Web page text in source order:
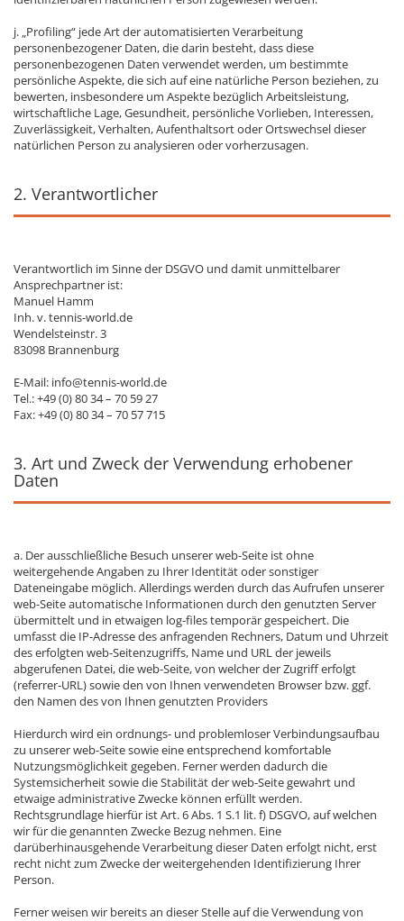
j. „Profiling“ jede Art der automatisierten Verarbeitung
personenbezogener Daten, die darin besteht, dass diese
personenbezogenen Daten verwendet werden, um bestimmte
persönliche Aspekte, die sich auf eine natürliche Person beziehen, zu
bewerten, insbesondere um Aspekte bezüglich Arbeitsleistung,
wirtschaftliche Lage, Gesundheit, persönliche Vorlieben, Interessen,
Zuverlässigkeit, Verhalten, Aufenthaltsort oder Ortswechsel dieser
natürlichen Person zu analysieren oder vorherzusagen.
2. Verantwortlicher
Verantwortlich im Sinne der DSGVO und damit unmittelbarer
Ansprechpartner ist:
Manuel Hamm
Inh. v. tennis-world.de
Wendelsteinstr. 3
83098 Brannenburg
E-Mail: info@tennis-world.de
Tel.: +49 (0) 80 34 – 70 59 27
Fax: +49 (0) 80 34 – 70 57 715
3. Art und Zweck der Verwendung erhobener
Daten
a. Der ausschließliche Besuch unserer web-Seite ist ohne
weitergehende Angaben zu Ihrer Identität oder sonstiger
Dateneingabe möglich. Allerdings werden durch das Aufrufen unserer
web-Seite automatische Informationen durch den genutzten Server
übermittelt und in etwaigen log-files temporär gespeichert. Die
umfasst die IP-Adresse des anfragenden Rechners, Datum und Uhrzeit
des erfolgten web-Seitenzugriffs, Name und URL der jeweils
abgerufenen Datei, die web-Seite, von welcher der Zugriff erfolgt
(referrer-URL) sowie den von Ihnen verwendeten Browser bzw. ggf.
den Namen des von Ihnen genutzten Providers
Hierdurch wird ein ordnungs- und problemloser Verbindungsaufbau
zu unserer web-Seite sowie eine entsprechend komfortable
Nutzungsmöglichkeit gegeben. Ferner werden dadurch die
Systemsicherheit sowie die Stabilität der web-Seite gewahrt und
etwaige administrative Zwecke können erfüllt werden.
Rechtsgrundlage hierfür ist Art. 6 Abs. 1 S.1 lit. f) DSGVO, auf welchen
wir für die genannten Zwecke Bezug nehmen. Eine
darüberhinausgehende Verarbeitung dieser Daten erfolgt nicht, erst
recht nicht zum Zwecke der weitergehenden Identifizierung Ihrer
Person.
Ferner weisen wir bereits an dieser Stelle auf die Verwendung von